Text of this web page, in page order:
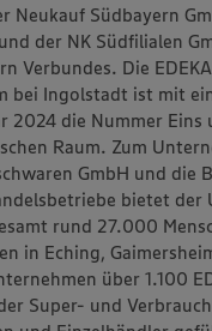
Neukauf Südbayern
der NK Südfilialen
Verbundes. Die
bei Ingolstadt ist mit
2024 die Nummer Eins
Raum. Zum
GmbH und die
bietet der
rund 27.000
in Eching,
über 1.100
Super- und